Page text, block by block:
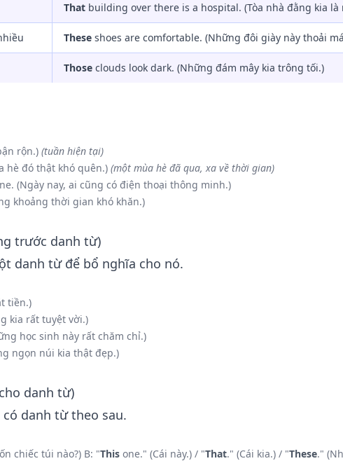
That building over there is a hospital. (Tòa nhà đằng kia là
These shoes are comfortable. (Những đôi giày này thoải
Those clouds look dark. (Những đám mây kia trông tối.)
rộn.) (tuần hiện tại)
hè đó thật khó quên.) (một mùa hè đã qua, xa về thời gian)
(Ngày nay, ai cũng có điện thoại thông minh.)
khoảng thời gian khó khăn.)
trước danh từ)
danh từ để bổ nghĩa cho nó.
tiền.)
kia rất tuyệt vời.)
học sinh này rất chăm chỉ.)
ngọn núi kia thật đẹp.)
danh từ)
danh từ theo sau.
chiếc túi nào?) B: "This one." (Cái này.) / "That." (Cái kia.) / "These."